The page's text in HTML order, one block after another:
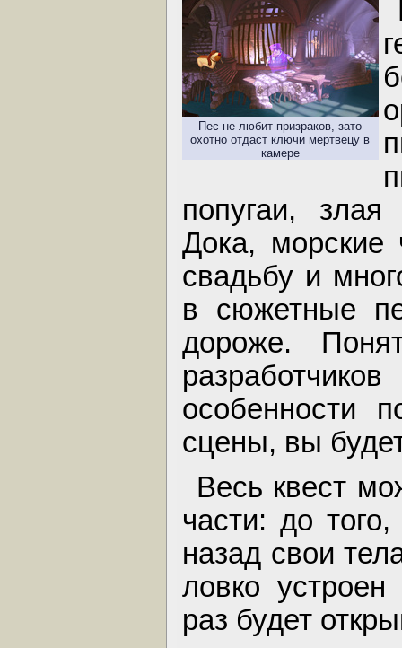
Пес не любит призраков, зато
охотно отдаст ключи мертвецу в
камере
попугаи,
Дока, морские
свадьбу и
в сюжетные
дороже.
особенности
сцены, вы
Весь квест
части: до
назад свои
ловко
раз будет